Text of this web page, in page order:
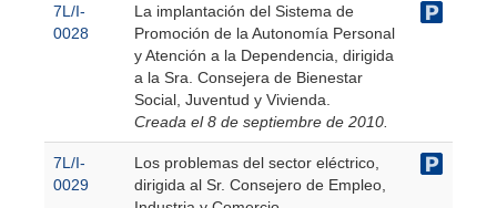
7L/I-
0028
La implantación del Sistema de
Promoción de la Autonomía Personal
y Atención a la Dependencia, dirigida
a la Sra. Consejera de Bienestar
Social, Juventud y Vivienda.
Creada el 8 de septiembre de 2010.
7L/I-
0029
Los problemas del sector eléctrico,
dirigida al Sr. Consejero de Empleo,